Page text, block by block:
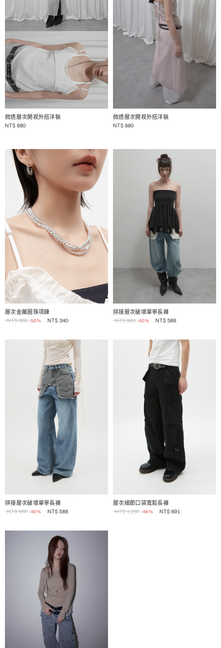
微透層次開衩外搭洋裝
NT$ 880
微透層次開衩外搭洋裝
NT$ 880
層次金屬圓珠項鍊
NT$ 680-50% NT$ 340
拼接層次破壞單寧長褲
NT$ 980-40% NT$ 588
拼接層次破壞單寧長褲
NT$ 980-40% NT$ 588
層次細節口袋寬鬆長褲
NT$ 1,280-46% NT$ 691